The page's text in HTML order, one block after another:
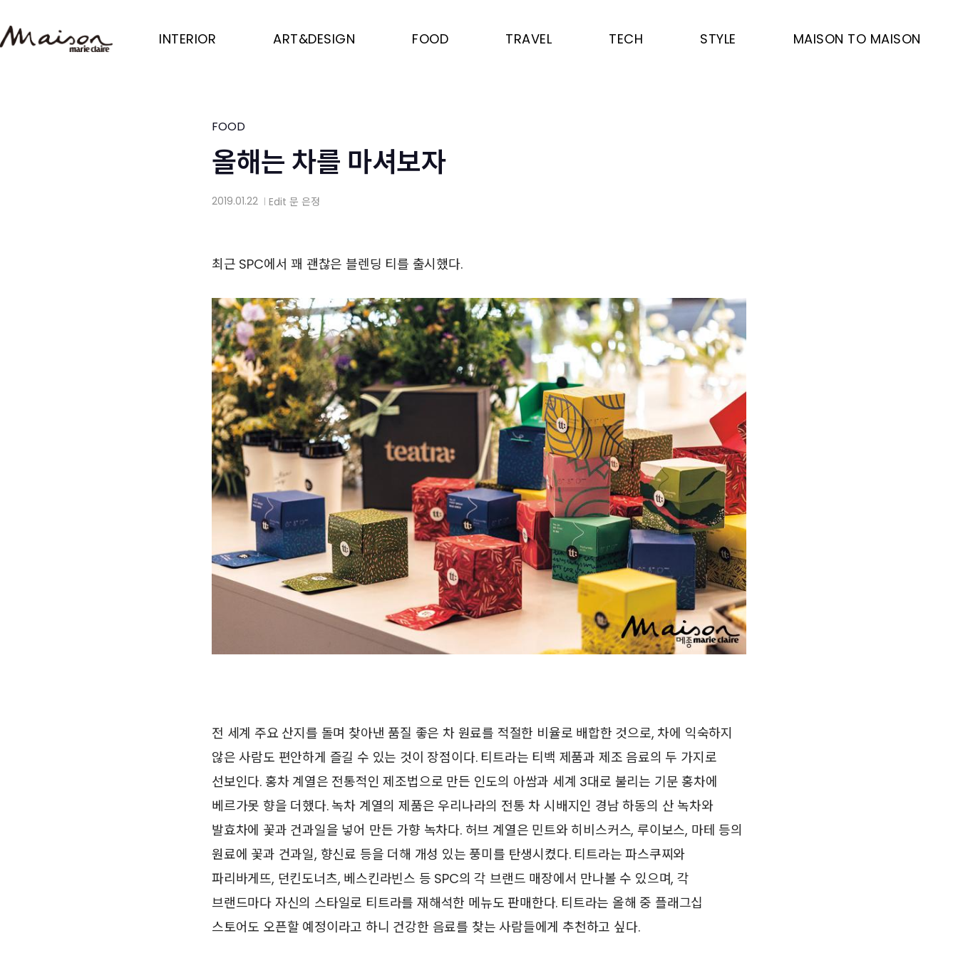
to
main
INTERIOR ART&DESIGN FOOD TRAVEL TECH STYLE MAISON TO MAISON
FOOD
올해는 차를 마셔보자
2019.01.22 Edit 문 은정
최근 SPC에서 꽤 괜찮은 블렌딩 티를 출시했다.
전 세계 주요 산지를 돌며 찾아낸 품질 좋은 차 원료를 적절한 비율로 배합한 것으로, 차에 익숙하지
않은 사람도 편안하게 즐길 수 있는 것이 장점이다. 티트라는 티백 제품과 제조 음료의 두 가지로
선보인다. 홍차 계열은 전통적인 제조법으로 만든 인도의 아쌈과 세계 3대로 불리는 기문 홍차에
베르가못 향을 더했다. 녹차 계열의 제품은 우리나라의 전통 차 시배지인 경남 하동의 산 녹차와
발효차에 꽃과 건과일을 넣어 만든 가향 녹차다. 허브 계열은 민트와 히비스커스, 루이보스, 마테 등의
원료에 꽃과 건과일, 향신료 등을 더해 개성 있는 풍미를 탄생시켰다. 티트라는 파스쿠찌와
파리바게뜨, 던킨도너츠, 베스킨라빈스 등 SPC의 각 브랜드 매장에서 만나볼 수 있으며, 각
브랜드마다 자신의 스타일로 티트라를 재해석한 메뉴도 판매한다. 티트라는 올해 중 플래그십
스토어도 오픈할 예정이라고 하니 건강한 음료를 찾는 사람들에게 추천하고 싶다.